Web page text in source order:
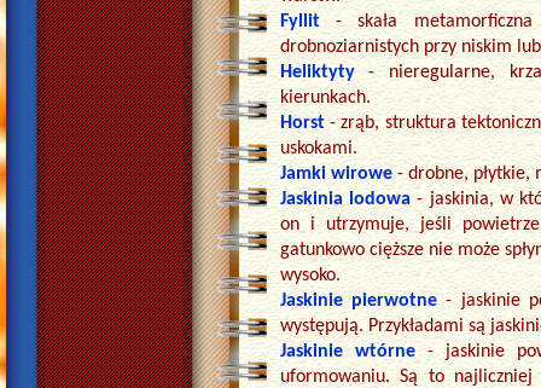
Fyllit
- skała
drobnoziarnistych przy niskim
Heliktyty
- nieregularne,
kierunkach.
Horst - zrąb, struktura
uskokami.
Jamki wirowe - drobne, płytkie,
Jaskinia lodowa - jaskinia, w
on i utrzymuje, jeśli
gatunkowo cięższe nie może
wysoko.
Jaskinie pierwotne - jaskinie
występują. Przykładami są
Jaskinie wtórne
- jaskinie
uformowaniu. Są to najliczniej